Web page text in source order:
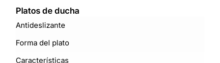
Platos de ducha
Antideslizante
Forma del plato
Características